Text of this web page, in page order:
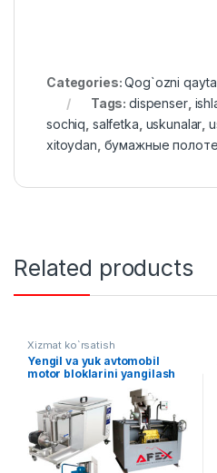
Categories:Qog`ozni qayta
Tags:dispenser,
sochiq salfetka uskunalar ,
xitoydan бумажные
Related products
Xizmat ko`rsatish
Yengil va yuk avtomobil
motor bloklarini yangilash